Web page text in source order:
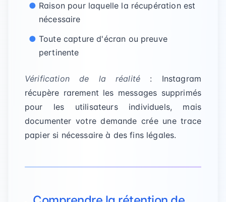
Raison pour laquelle la récupération est
nécessaire
Toute capture d'écran ou preuve
pertinente
Vérification de la réalité : Instagram
récupère rarement les messages supprimés
pour les utilisateurs individuels, mais
documenter votre demande crée une trace
papier si nécessaire à des fins légales.